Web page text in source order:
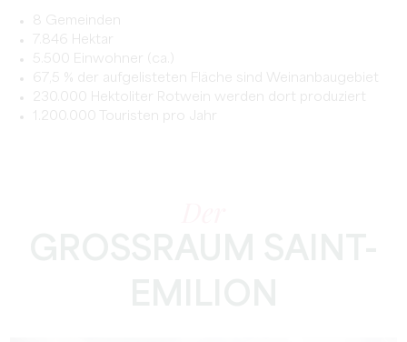
8 Gemeinden
7.846 Hektar
5.500 Einwohner (ca.)
67,5 % der aufgelisteten Fläche sind Weinanbaugebiet
230.000 Hektoliter Rotwein werden dort produziert
1.200.000 Touristen pro Jahr